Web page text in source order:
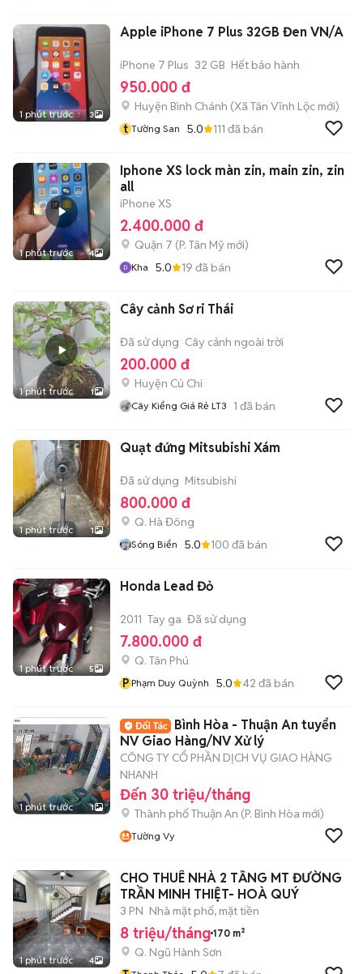
1 phút trước 3
Apple iPhone 7 Plus 32GB Đen VN/A
iPhone 7 Plus 32 GB Hết bảo hành
950.000 đ
Huyện Bình Chánh (Xã Tân Vĩnh Lộc mới)
t Tường San 5.0 111 đã bán
1 phút trước 4
Iphone XS lock màn zin, main zin, zin
all
iPhone XS
2.400.000 đ
Quận 7 (P. Tân Mỹ mới)
Kha 5.0 19 đã bán
1 phút trước 1
Cây cảnh Sơ ri Thái
Đã sử dụng Cây cảnh ngoài trời
200.000 đ
Huyện Củ Chi
Cây Kiểng Giá Rẻ LT3 1 đã bán
1 phút trước 1
Quạt đứng Mitsubishi Xám
Đã sử dụng Mitsubishi
800.000 đ
Q. Hà Đông
Sóng Biển 5.0 100 đã bán
1 phút trước 5
Honda Lead Đỏ
2011 Tay ga Đã sử dụng
7.800.000 đ
Q. Tân Phú
P Phạm Duy Quỳnh 5.0 42 đã bán
1 phút trước 1
Bình Hòa - Thuận An tuyển
NV Giao Hàng/NV Xử lý
CÔNG TY CỔ PHẦN DỊCH VỤ GIAO HÀNG
NHANH
Đến 30 triệu/tháng
Thành phố Thuận An (P. Bình Hòa mới)
Tường Vy
1 phút trước 4
CHO THUÊ NHÀ 2 TẦNG MT ĐƯỜNG
TRẦN MINH THIỆT- HOÀ QUÝ
3 PN Nhà mặt phố, mặt tiền
8 triệu/tháng 170 m²
Q. Ngũ Hành Sơn